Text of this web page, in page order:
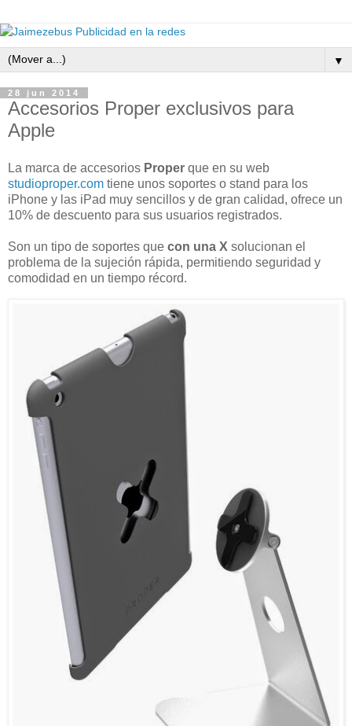
▼
28 jun 2014
Accesorios Proper exclusivos para
Apple
La marca de accesorios Proper que en su web
studioproper.com tiene unos soportes o stand para los
iPhone y las iPad muy sencillos y de gran calidad, ofrece un
10% de descuento para sus usuarios registrados.
Son un tipo de soportes que con una X solucionan el
problema de la sujeción rápida, permitiendo seguridad y
comodidad en un tiempo récord.